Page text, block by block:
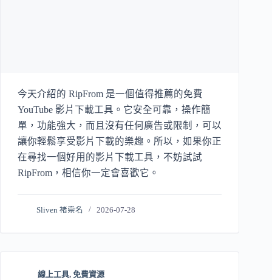
今天介紹的 RipFrom 是一個值得推薦的免費
YouTube 影片下載工具。它安全可靠，操作簡
單，功能強大，而且沒有任何廣告或限制，可以
讓你輕鬆享受影片下載的樂趣。所以，如果你正
在尋找一個好用的影片下載工具，不妨試試
RipFrom，相信你一定會喜歡它。
Sliven 褚崇名 2026-07-28
線上工具, 免費資源